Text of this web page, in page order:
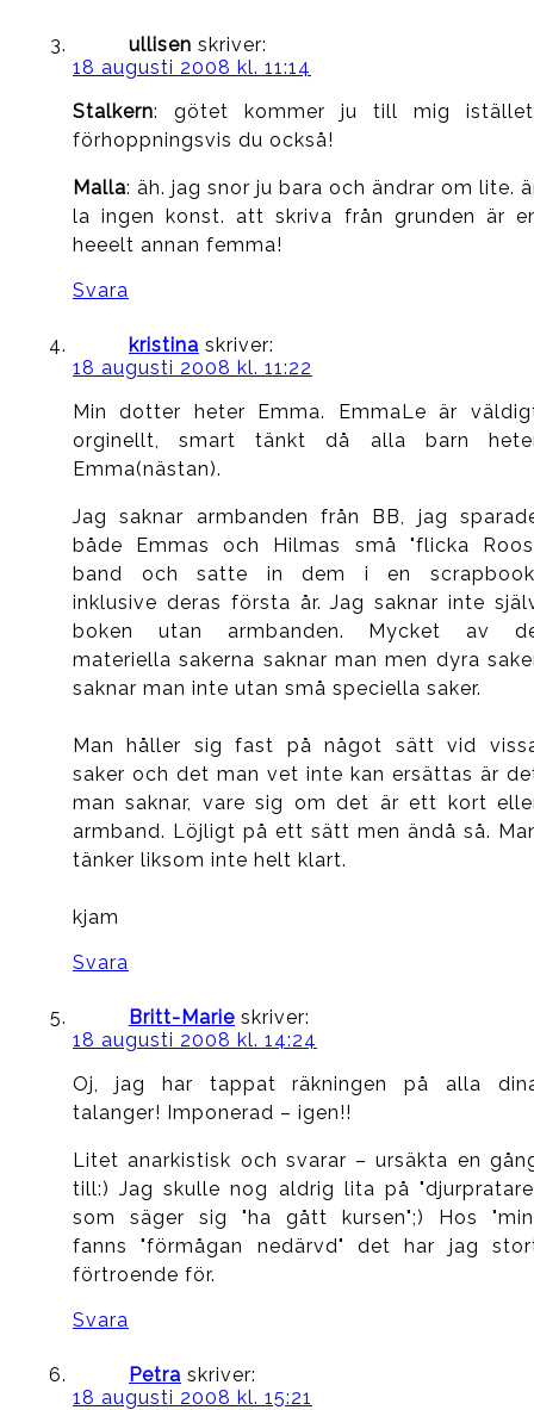
ullisen skriver:
18 augusti 2008 kl. 11:14
Stalkern: götet kommer ju till mig
förhoppningsvis du också!
Malla: äh. jag snor ju bara och ändrar om lite.
la ingen konst. att skriva från grunden är
heeelt annan femma!
Svara
kristina skriver:
18 augusti 2008 kl. 11:22
Min dotter heter Emma. EmmaLe är
orginellt, smart tänkt då alla barn
Emma(nästan).
Jag saknar armbanden från BB, jag
både Emmas och Hilmas små "flicka
band och satte in dem i en
inklusive deras första år. Jag saknar inte
boken utan armbanden. Mycket av
materiella sakerna saknar man men dyra
saknar man inte utan små speciella saker.
Man håller sig fast på något sätt vid
saker och det man vet inte kan ersättas är
man saknar, vare sig om det är ett kort
armband. Löjligt på ett sätt men ändå så.
tänker liksom inte helt klart.
kjam
Svara
Britt-Marie skriver:
18 augusti 2008 kl. 14:24
Oj, jag har tappat räkningen på alla
talanger! Imponerad – igen!!
Litet anarkistisk och svarar – ursäkta en
till:) Jag skulle nog aldrig lita på
som säger sig "ha gått kursen";) Hos
fanns "förmågan nedärvd" det har jag
förtroende för.
Svara
Petra skriver:
18 augusti 2008 kl. 15:21